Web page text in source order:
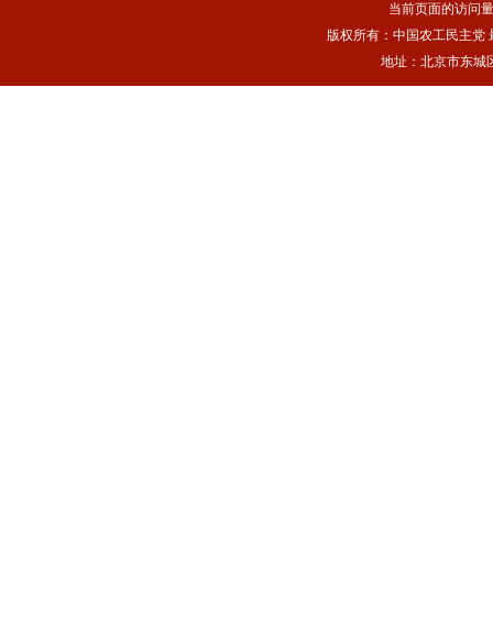
当前页面的访问
版权所有：中国农工民主党
地址：北京市东城